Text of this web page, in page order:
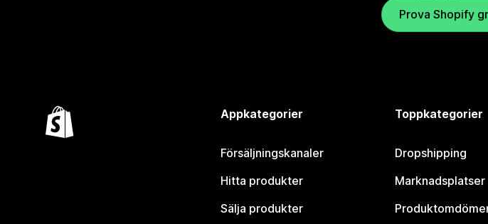
Prova Shopify
Appkategorier
Försäljningskanaler
Hitta produkter
Sälja produkter
Toppkategorier
Dropshipping
Marknadsplatser